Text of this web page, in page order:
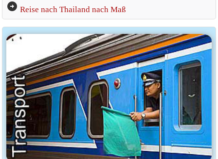
arrow_circle_right Reise nach Thailand nach Maß